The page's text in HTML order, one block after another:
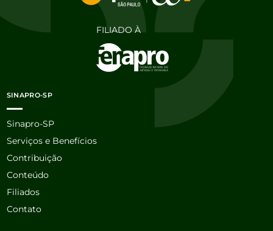
FILIADO À
SINAPRO-SP
Sinapro-SP
Serviços e Benefícios
Contribuição
Conteúdo
Filiados
Contato